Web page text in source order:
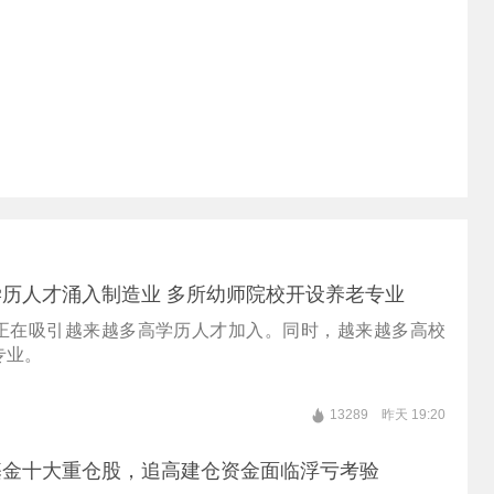
人才涌入制造业 多所幼师院校开设养老专业
在吸引越来越多高学历人才加入。同时，越来越多高校
。
13289 昨天 19:20
十大重仓股，追高建仓资金面临浮亏考验